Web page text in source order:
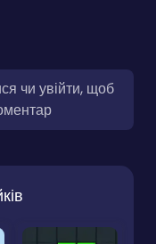
чи увійти, щоб